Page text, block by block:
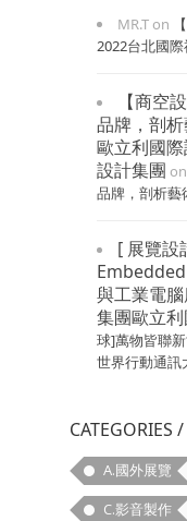
MR.T on
2022台北國
【商空
品牌，剖
歐立利國
設計集團 on
品牌，剖析藝
[ 展覽設
與工業電
集團歐立
球]萬物皆聯
世界行動通訊
CATEGORIES
A.國外展覽
C.影音製作